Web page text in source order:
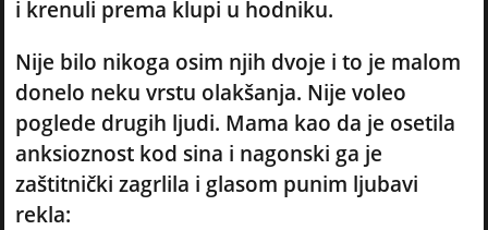
i krenuli prema klupi u hodniku.
Nije bilo nikoga osim njih dvoje i to je malom
donelo neku vrstu olakšanja. Nije voleo
poglede drugih ljudi. Mama kao da je osetila
anksioznost kod sina i nagonski ga je
zaštitnički zagrlila i glasom punim ljubavi
rekla: